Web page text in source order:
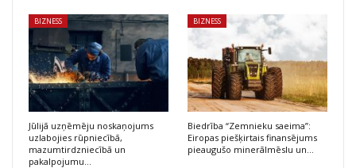
BIZNESS
Jūlijā uzņēmēju noskaņojums
uzlabojies rūpniecībā,
mazumtirdzniecībā un
pakalpojumu…
BIZNESS
Biedrība “Zemnieku saeima”:
Eiropas piešķirtais finansējums
pieaugušo minerālmēslu un…